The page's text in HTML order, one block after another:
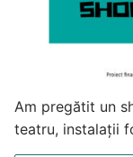
Am pregătit un
teatru, instalații